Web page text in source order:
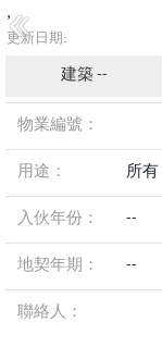
,
更新日期:
建築 --
物業編號：
用途： 所有
入伙年份： --
地契年期： --
聯絡人：